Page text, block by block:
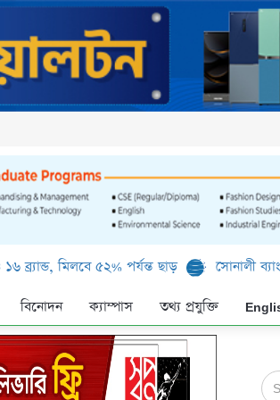
৫২% পর্যন্ত ছাড় সোনালী ব্যাংক লিমিটেড-
বিনোদন ক্যাম্পাস তথ্য প্রযুক্তি